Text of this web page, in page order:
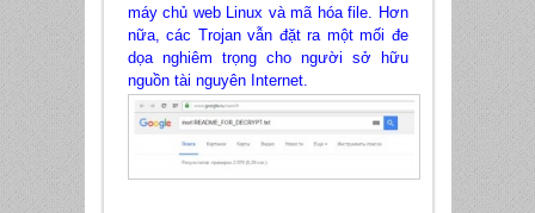
máy chủ web Linux và mã hóa file. Hơn
nữa, các Trojan vẫn đặt ra một mối đe
dọa nghiêm trọng cho người sở hữu
nguồn tài nguyên Internet.